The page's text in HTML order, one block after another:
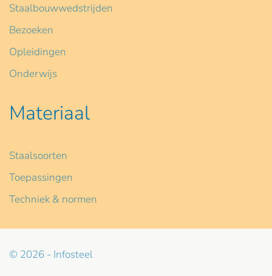
Staalbouwwedstrijden
Bezoeken
Opleidingen
Onderwijs
Materiaal
Staalsoorten
Toepassingen
Techniek & normen
© 2026 - Infosteel